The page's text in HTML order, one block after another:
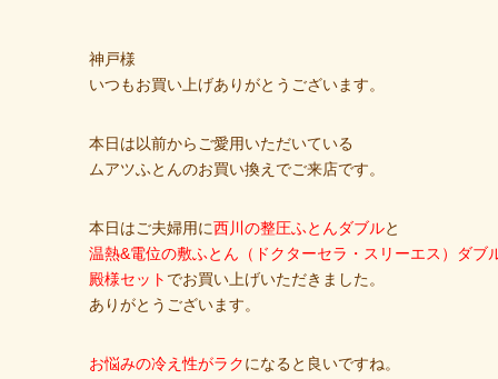
神戸様
いつもお買い上げありがとうございます。
本日は以前からご愛用いただいている
ムアツふとんのお買い換えでご来店です。
本日はご夫婦用に西川の整圧ふとんダブルと
温熱&電位の敷ふとん（ドクターセラ・スリーエス）ダブ
殿様セット でお買い上げいただきました。
ありがとうございます。
お悩みの冷え性がラクになると良いですね。